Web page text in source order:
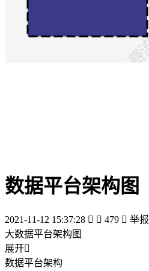
数据平台架构图
2021-11-12 15:37:28   479  举报
大数据平台架构图
展开
数据平台架构